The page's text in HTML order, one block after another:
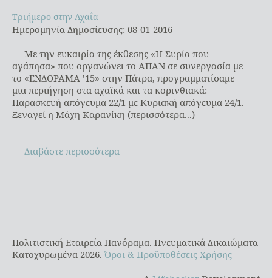
Τριήμερο στην Αχαΐα
Τριήμερο στην Αχαΐα
Ημερομηνία Δημοσίευσης: 08-01-2016
Με την ευκαιρία της έκθεσης «Η Συρία που
αγάπησα» που οργανώνει το ΑΠΑΝ σε συνεργασία με
το «ΕΝΔΟΡΑΜΑ ’15» στην Πάτρα, προγραμματίσαμε
μια περιήγηση στα αχαϊκά και τα κορινθιακά:
Παρασκευή απόγευμα 22/1 με Κυριακή απόγευμα 24/1.
Ξεναγεί η Μάχη Καρανίκη (περισσότερα...)
Διαβάστε περισσότερα
Πολιτιστική Εταιρεία Πανόραμα. Πνευματικά Δικαιώματα
Κατοχυρωμένα 2026.Όροι & Προϋποθέσεις Χρήσης